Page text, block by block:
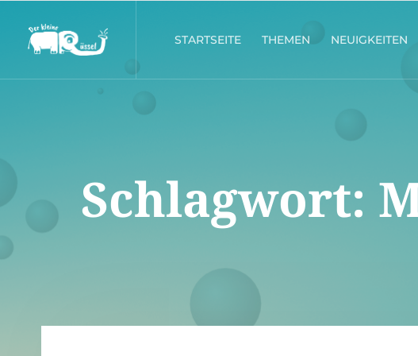
STARTSEITE THEMEN NEUIGKEITEN
Schlagwort: